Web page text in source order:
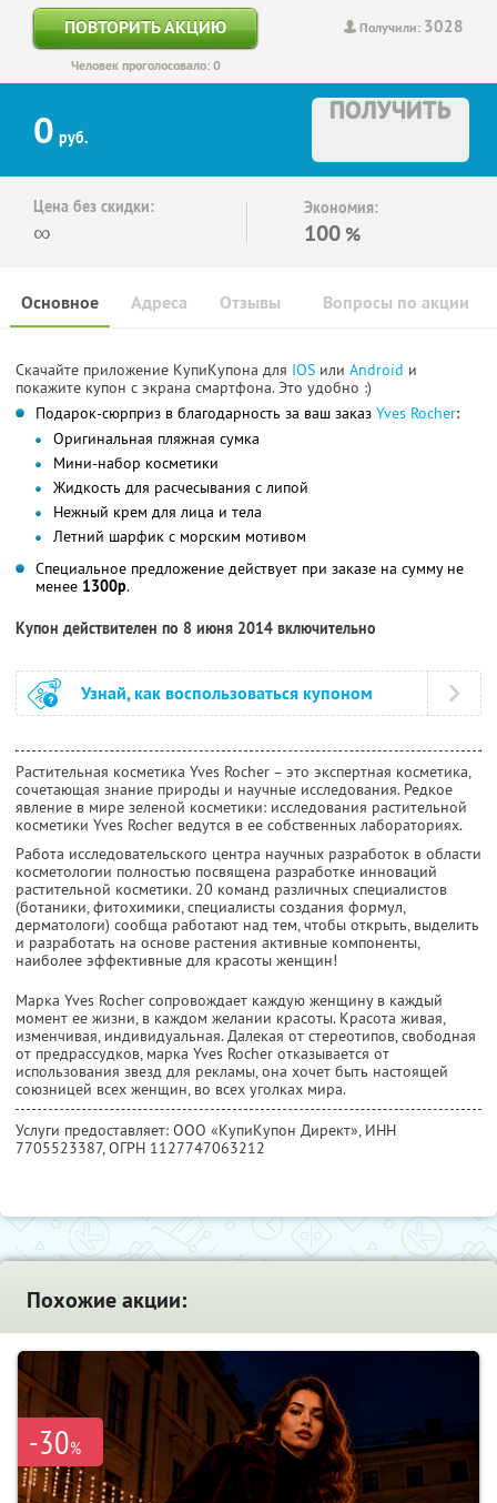
Получили: 3028
ПОВТОРИТЬ АКЦИЮ
Человек проголосовало: 0
0 руб.
ПОЛУЧИТЬ
Цена без скидки:
∞
Экономия:
100 %
Основное Отзывы Вопросы по акции
Адреса
Скачайте приложение КупиКупона для IOS или Android и
покажите купон с экрана смартфона. Это удобно :)
Подарок-сюрприз в благодарность за ваш заказ Yves Rocher:
Оригинальная пляжная сумка
Мини-набор косметики
Жидкость для расчесывания с липой
Нежный крем для лица и тела
Летний шарфик с морским мотивом
Специальное предложение действует при заказе на сумму не
менее 1300р.
Купон действителен по 8 июня 2014 включительно
Узнай, как воспользоваться купоном
Растительная косметика Yves Rocher – это экспертная косметика,
сочетающая знание природы и научные исследования. Редкое
явление в мире зеленой косметики: исследования растительной
косметики Yves Rocher ведутся в ее собственных лабораториях.
Работа исследовательского центра научных разработок в области
косметологии полностью посвящена разработке инноваций
растительной косметики. 20 команд различных специалистов
(ботаники, фитохимики, специалисты создания формул,
дерматологи) сообща работают над тем, чтобы открыть, выделить
и разработать на основе растения активные компоненты,
наиболее эффективные для красоты женщин!
Марка Yves Rocher сопровождает каждую женщину в каждый
момент ее жизни, в каждом желании красоты. Красота живая,
изменчивая, индивидуальная. Далекая от стереотипов, свободная
от предрассудков, марка Yves Rocher отказывается от
использования звезд для рекламы, она хочет быть настоящей
союзницей всех женщин, во всех уголках мира.
Услуги предоставляет: ООО «КупиКупон Директ», ИНН
7705523387, ОГРН 1127747063212
Похожие акции:
-30%